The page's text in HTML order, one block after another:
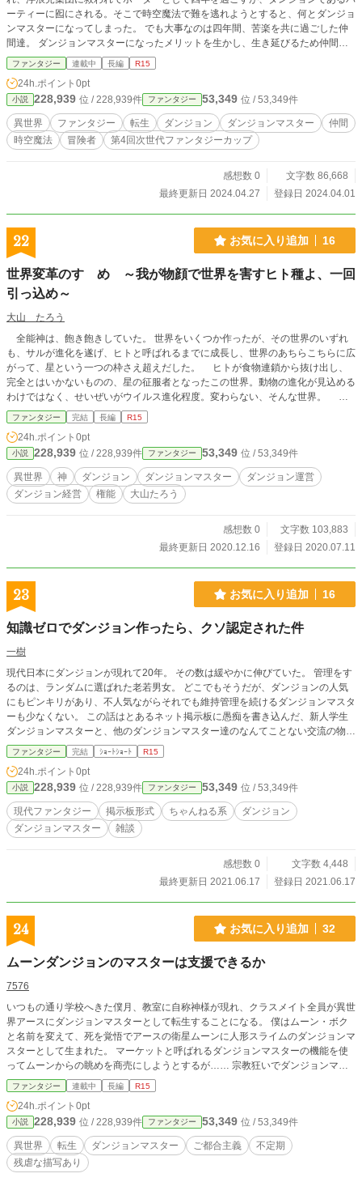
ーティーに囮にされる。そこで時空魔法で難を逃れようとすると、何とダンジョ
ンマスターになってしまった。 でも大事なのは四年間、苦楽を共に過ごした仲
間達。 ダンジョンマスターになったメリットを生かし、生き延びるため仲間達
と一緒に強くなる。 冒険者パーティーとの交流や社会との触れ合いを通し、僕
と仲間達は成長していく。 やがて訪れる裏切りの相手との対決の時を控えて。
ファンタジー 連載中 長編 R15
24h.ポイント 0pt
小説 228,939 位 / 228,939件 ファンタジー 53,349 位 / 53,349件
異世界 ファンタジー 転生 ダンジョン ダンジョンマスター
仲間
時空魔法
冒険者 第4回次世代ファンタジーカップ
感想数 0
文字数 86,668
最終更新日 2024.04.27
登録日 2024.04.01
22 お気に入り追加 16
世界変革のすゝめ ～我が物顔で世界を害すヒト種よ、一回
引っ込め～
大山 たろう
全能神は、飽き飽きしていた。 世界をいくつか作ったが、その世界のいずれ
も、サルが進化を遂げ、ヒトと呼ばれるまでに成長し、世界のあちらこちらに広
がって、星という一つの枠さえ超えだした。 ヒトが食物連鎖から抜け出し、
完全とはいかないものの、星の征服者となったこの世界。動物の進化が見込める
わけではなく、せいぜいがウイルス進化程度。変わらない、そんな世界。 そ
れを変えるべく、神はある男を呼び出した。そして権能の一部を委託した。
そして二人は、世界を変革する。 ※小説家になろう様にも掲載しています ※
『魔力極振りの迷宮探索』をお読みいただけると、なおお楽しみいただけると思
います。 ※多量のネタバレを含みます、他の作を読む予定がある方は先にそち
らをどうぞ。 ※ ※１とついた話は、前書きを読んだうえで、お進みください
ファンタジー 完結 長編 R15
24h.ポイント 0pt
小説 228,939 位 / 228,939件 ファンタジー 53,349 位 / 53,349件
異世界 神 ダンジョン ダンジョンマスター
ダンジョン運営
ダンジョン経営
権能 大山たろう
感想数 0
文字数 103,883
最終更新日 2020.12.16
登録日 2020.07.11
23 お気に入り追加 16
知識ゼロでダンジョン作ったら、クソ認定された件
一樹
現代日本にダンジョンが現れて20年。 その数は緩やかに伸びていた。 管理をす
るのは、ランダムに選ばれた老若男女。 どこでもそうだが、ダンジョンの人気
にもピンキリがあり、不人気ながらそれでも維持管理を続けるダンジョンマスタ
ーも少なくない。 この話はとあるネット掲示板に愚痴を書き込んだ、新人学生
ダンジョンマスターと、他のダンジョンマスター達のなんてことない交流の物語
である。
ファンタジー 完結 ｼｮｰﾄｼｮｰﾄ R15
24h.ポイント 0pt
小説 228,939 位 / 228,939件 ファンタジー 53,349 位 / 53,349件
現代ファンタジー 掲示板形式 ちゃんねる系
ダンジョン
ダンジョンマスター
雑談
感想数 0
文字数 4,448
最終更新日 2021.06.17
登録日 2021.06.17
24 お気に入り追加 32
ムーンダンジョンのマスターは支援できるか
7576
いつもの通り学校へきた僕月、教室に自称神様が現れ、クラスメイト全員が異世
界アースにダンジョンマスターとして転生することになる。 僕はムーン・ボク
と名前を変えて、死を覚悟でアースの衛星ムーンに人形スライムのダンジョンマ
スターとして生まれた。 マーケットと呼ばれるダンジョンマスターの機能を使
ってムーンからの眺めを商売にしようとするが…… 宗教狂いでダンジョンマス
ターの殲滅を叫ぶハイエルフ達や騒動を巻き起こす元クラスメイト達、争いをや
められないアースの人々、そして第二の衛星ムシュガルドの存在を知る。 次第
に巻き込まれ始めたボクはこの過酷な世界で気に入った者たちを支援できるだろ
うか？
ファンタジー 連載中 長編 R15
24h.ポイント 0pt
小説 228,939 位 / 228,939件 ファンタジー 53,349 位 / 53,349件
異世界 転生 ダンジョンマスター ご都合主義
不定期
残虐な描写あり